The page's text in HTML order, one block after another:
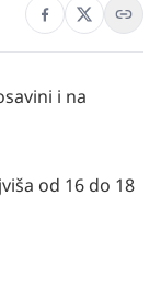
i na
od 16 do 18